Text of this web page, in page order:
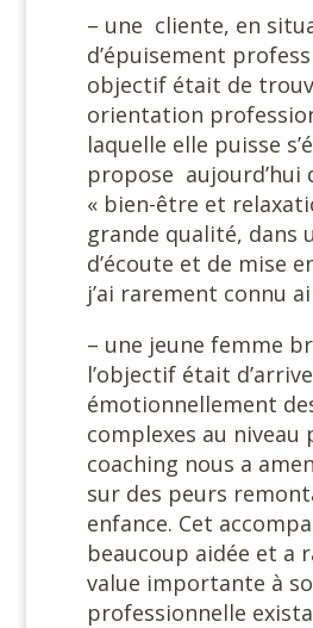
– une cliente, en
d’épuisement
objectif était de
orientation
laquelle elle puisse
propose aujourd’hui
« bien-être et
grande qualité, dans
d’écoute et de mise
j’ai rarement connu
– une jeune femme
l’objectif était
émotionnellement
complexes au niveau
coaching nous a
sur des peurs
enfance. Cet
beaucoup aidée et a
value importante à
professionnelle